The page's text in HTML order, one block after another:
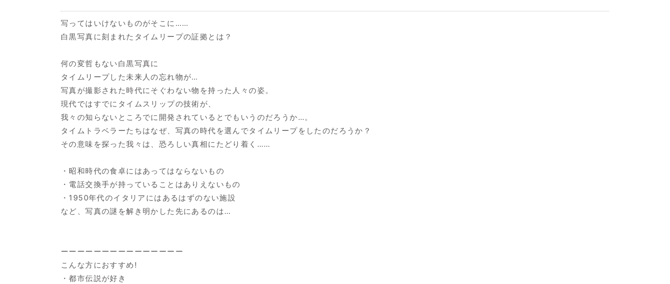
写ってはいけないものがそこに……
白黒写真に刻まれたタイムリープの証拠とは？
何の変哲もない白黒写真に
タイムリープした未来人の忘れ物が…
写真が撮影された時代にそぐわない物を持った人々の姿。
現代ではすでにタイムスリップの技術が、
我々の知らないところでに開発されているとでもいうのだろうか…。
タイムトラベラーたちはなぜ、写真の時代を選んでタイムリープをしたのだろうか？
その意味を探った我々は、恐ろしい真相にたどり着く……
・昭和時代の食卓にはあってはならないもの
・電話交換手が持っていることはありえないもの
・1950年代のイタリアにはあるはずのない施設
など、写真の謎を解き明かした先にあるのは…
ーーーーーーーーーーーーーーー
こんな方におすすめ!
・都市伝説が好き